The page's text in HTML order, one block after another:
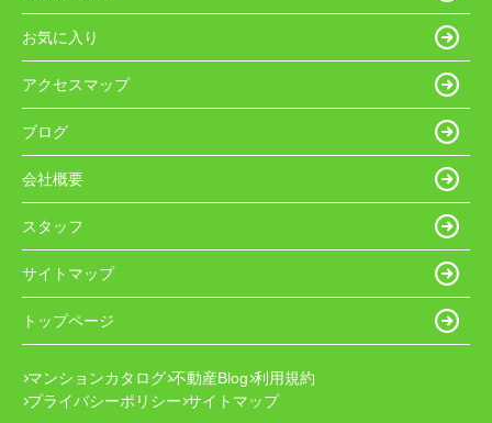
お気に入り
アクセスマップ
ブログ
会社概要
スタッフ
サイトマップ
トップページ
マンションカタログ 不動産Blog 利用規約
プライバシーポリシー サイトマップ